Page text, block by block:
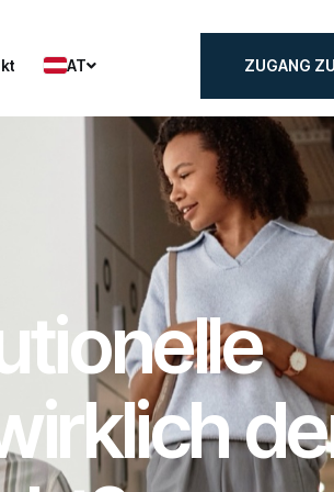
AT
ZUGANG